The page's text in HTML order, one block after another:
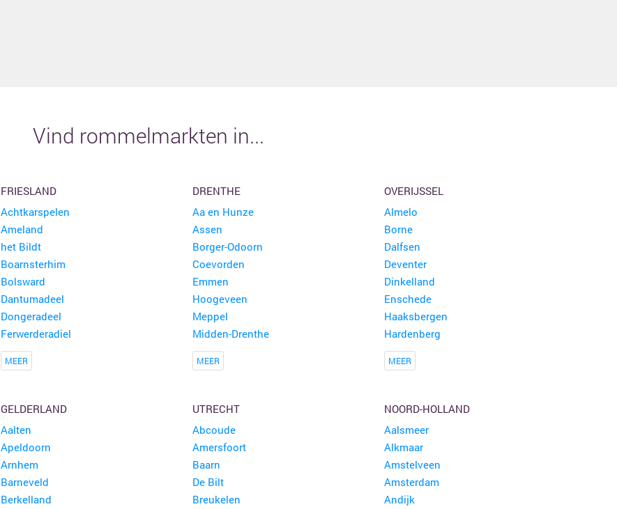
Vind rommelmarkten in...
FRIESLAND
Achtkarspelen
Ameland
het Bildt
Boarnsterhim
Bolsward
Dantumadeel
Dongeradeel
Ferwerderadiel
MEER
DRENTHE
Aa en Hunze
Assen
Borger-Odoorn
Coevorden
Emmen
Hoogeveen
Meppel
Midden-Drenthe
MEER
OVERIJSSEL
Almelo
Borne
Dalfsen
Deventer
Dinkelland
Enschede
Haaksbergen
Hardenberg
MEER
GELDERLAND
Aalten
Apeldoorn
Arnhem
Barneveld
Berkelland
UTRECHT
Abcoude
Amersfoort
Baarn
De Bilt
Breukelen
NOORD-HOLLAND
Aalsmeer
Alkmaar
Amstelveen
Amsterdam
Andijk